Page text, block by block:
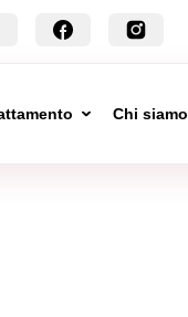
Chi siamo